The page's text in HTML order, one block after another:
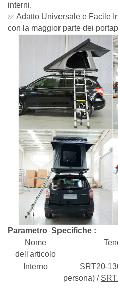
interni.
✅ Adatto Universale e Facile
con la maggior parte dei
Parametro Specifiche :
Nome
dell'articolo
Interno SRT20-
persona) /